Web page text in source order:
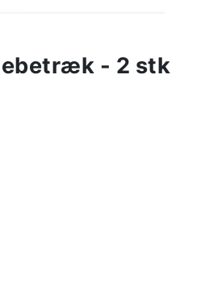
- 2 stk